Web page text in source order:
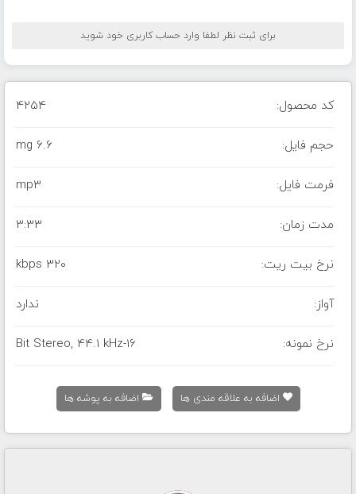
برای ثبت نظر لطفا وارد حساب کاربری خود شوید
کد محصول: 4254
حجم فایل: 6.6 mg
فرمت فایل: mp3
مدت زمان: 3:33
نرخ بیت ریت: 320 kbps
آواز: ندارد
نرخ نمونه: 16-Bit Stereo, 44.1 kHz
اضافه به علاقه مندی ها اضافه به پوشه ها